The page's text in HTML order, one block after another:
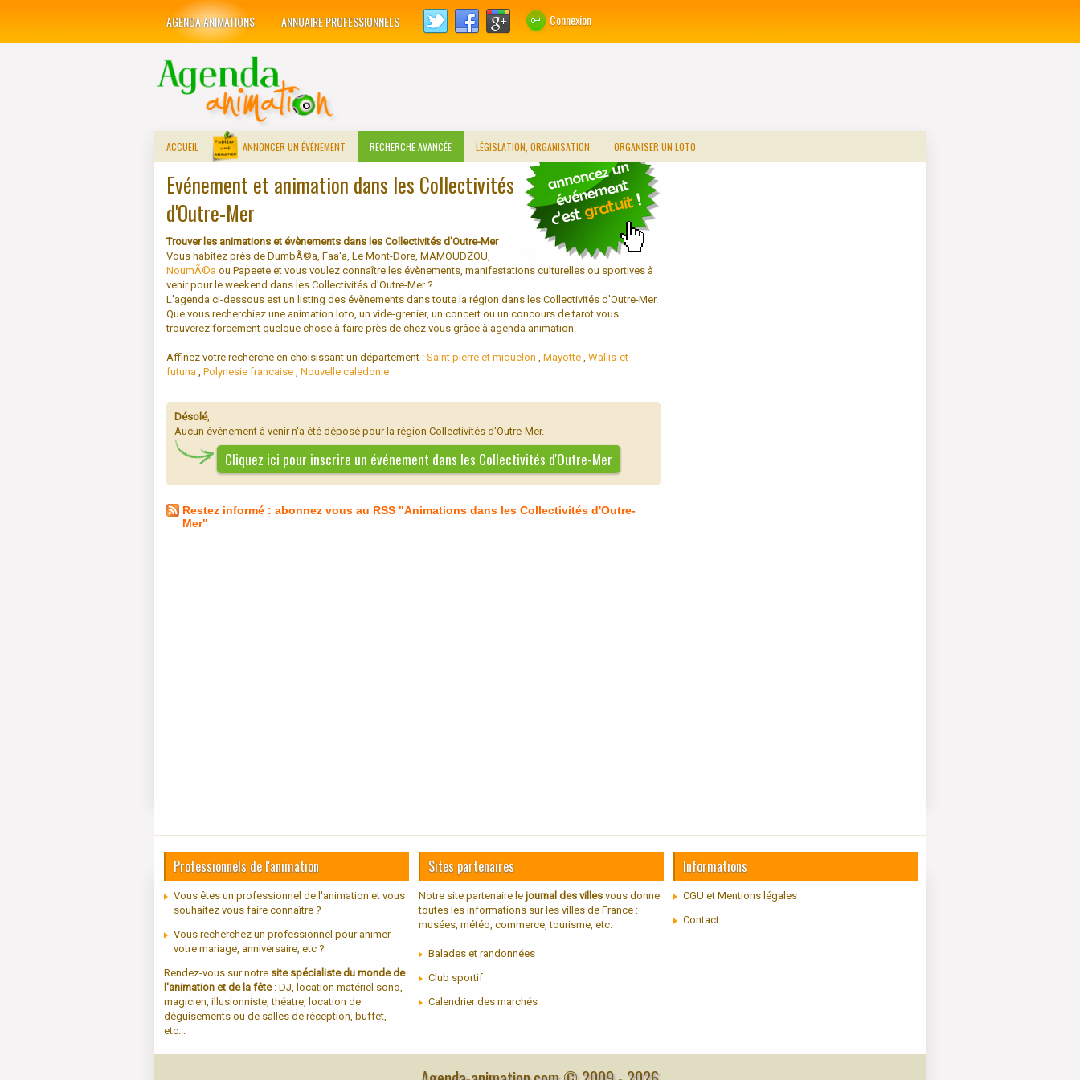
AGENDA ANIMATIONS ANNUAIRE PROFESSIONNELS Connexion
ACCUEIL ANNONCER UN ÉVÉNEMENT RECHERCHE AVANCÉE LÉGISLATION, ORGANISATION ORGANISER UN LOTO
Evénement et animation dans les Collectivités
d'Outre-Mer
Trouver les animations et évènements dans les Collectivités d'Outre-Mer
Vous habitez près de DumbÃ©a, Faa'a, Le Mont-Dore, MAMOUDZOU,
NoumÃ©a ou Papeete et vous voulez connaître les évènements, manifestations culturelles ou sportives à
venir pour le weekend dans les Collectivités d'Outre-Mer ?
L'agenda ci-dessous est un listing des évènements dans toute la région dans les Collectivités d'Outre-Mer.
Que vous recherchiez une animation loto, un vide-grenier, un concert ou un concours de tarot vous
trouverez forcement quelque chose à faire près de chez vous grâce à agenda animation.
Affinez votre recherche en choisissant un département : Saint pierre et miquelon , Mayotte , Wallis-et-
futuna , Polynesie francaise , Nouvelle caledonie
Désolé,
Aucun événement à venir n'a été déposé pour la région Collectivités d'Outre-Mer.
Cliquez ici pour inscrire un événement dans les Collectivités d'Outre-Mer
Restez informé : abonnez vous au RSS "Animations dans les Collectivités d'Outre-
Mer"
Professionnels de l'animation
Vous êtes un professionnel de l'animation et vous
souhaitez vous faire connaître ?
Vous recherchez un professionnel pour animer
votre mariage, anniversaire, etc ?
Rendez-vous sur notre site spécialiste du monde de
l'animation et de la fête: DJ, location matériel sono,
magicien, illusionniste, théatre, location de
déguisements ou de salles de réception, buffet,
etc...
Sites partenaires
Notre site partenaire le journal des villes vous donne
toutes les informations sur les villes de France :
musées, météo, commerce, tourisme, etc.
Balades et randonnées
Club sportif
Calendrier des marchés
Informations
CGU et Mentions légales
Contact